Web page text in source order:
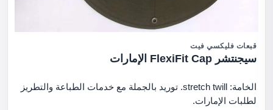
قبعات فليكسي فيت
سيجنتشر FlexiFit Cap الإمارات
الخامة: stretch twill. توريد بالجملة مع خدمات الطباعة والتطريز
لطلبات الإمارات.